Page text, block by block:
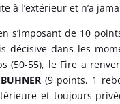
à l’extérieur et n’a
s’imposant de 10
décisive dans les
55), le Fire a
(9 points, 1
et toujours